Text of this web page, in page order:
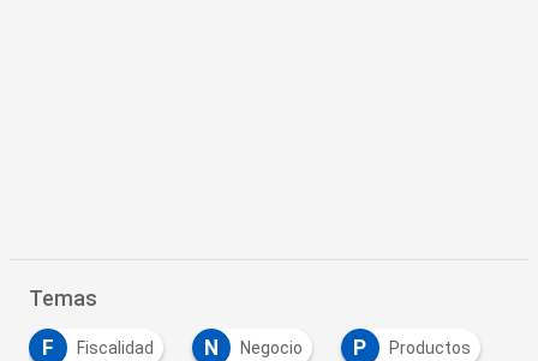
Temas
F Fiscalidad N Negocio P Productos